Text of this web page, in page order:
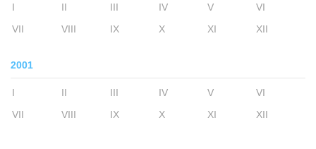
I II III IV V
VI
VII
VIII IX X XI XII
2001
I II III IV V
VI
VII
VIII IX X XI XII